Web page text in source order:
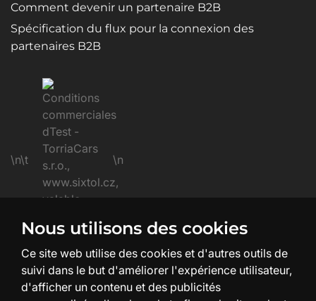
Comment devenir un partenaire B2B
Spécification du flux pour la connexion des
partenaires B2B
\n\t \n
Nous utilisons des cookies
Ce site web utilise des cookies et d'autres outils de
suivi dans le but d'améliorer l'expérience utilisateur,
d'afficher un contenu et des publicités